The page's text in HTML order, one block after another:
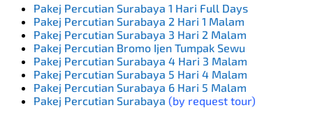
Pakej Percutian Surabaya 1 Hari Full Days
Pakej Percutian Surabaya 2 Hari 1 Malam
Pakej Percutian Surabaya 3 Hari 2 Malam
Pakej Percutian Bromo Ijen Tumpak Sewu
Pakej Percutian Surabaya 4 Hari 3 Malam
Pakej Percutian Surabaya 5 Hari 4 Malam
Pakej Percutian Surabaya 6 Hari 5 Malam
Pakej Percutian Surabaya (by request tour)